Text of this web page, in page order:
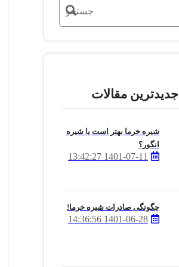
جدیدترین مقالات
شیره خرما بهتر است یا شیره
انگور؟
1401-07-11 13:42:27
چگونگی صادرات شیره خرما!
1401-06-28 14:36:56